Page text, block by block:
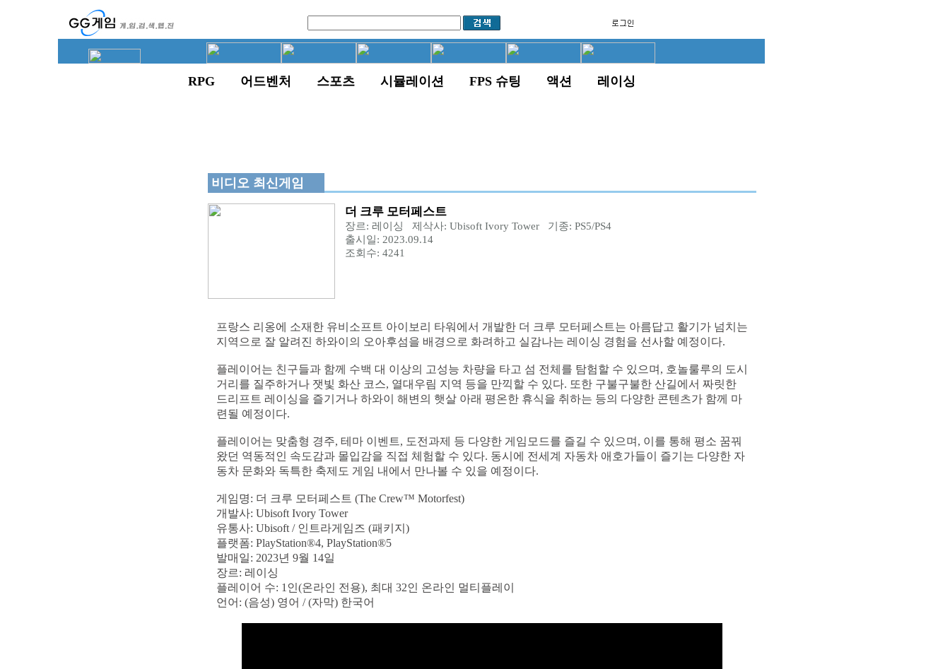
RPG 어드벤처 스포츠 시뮬레이션 FPS 슈팅 액션 레이싱
비디오 최신게임
더 크루 모터페스트
장르: 레이싱 제삭사: Ubisoft Ivory Tower 기종: PS5/PS4
출시일: 2023.09.14
조회수: 4241
프랑스 리옹에 소재한 유비소프트 아이보리 타워에서 개발한 더 크루 모터페스트는 아름답고 활기가 넘치는
지역으로 잘 알려진 하와이의 오아후섬을 배경으로 화려하고 실감나는 레이싱 경험을 선사할 예정이다.
플레이어는 친구들과 함께 수백 대 이상의 고성능 차량을 타고 섬 전체를 탐험할 수 있으며, 호놀룰루의 도시
거리를 질주하거나 잿빛 화산 코스, 열대우림 지역 등을 만끽할 수 있다. 또한 구불구불한 산길에서 짜릿한
드리프트 레이싱을 즐기거나 하와이 해변의 햇살 아래 평온한 휴식을 취하는 등의 다양한 콘텐츠가 함께 마
련될 예정이다.
플레이어는 맞춤형 경주, 테마 이벤트, 도전과제 등 다양한 게임모드를 즐길 수 있으며, 이를 통해 평소 꿈꿔
왔던 역동적인 속도감과 몰입감을 직접 체험할 수 있다. 동시에 전세계 자동차 애호가들이 즐기는 다양한 자
동차 문화와 독특한 축제도 게임 내에서 만나볼 수 있을 예정이다.
게임명: 더 크루 모터페스트 (The Crew™ Motorfest)
개발사: Ubisoft Ivory Tower
유통사: Ubisoft / 인트라게임즈 (패키지)
플랫폼: PlayStation®4, PlayStation®5
발매일: 2023년 9월 14일
장르: 레이싱
플레이어 수: 1인(온라인 전용), 최대 32인 온라인 멀티플레이
언어: (음성) 영어 / (자막) 한국어